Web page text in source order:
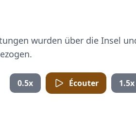
wurden über die Insel
0.5x Écouter 1.5x